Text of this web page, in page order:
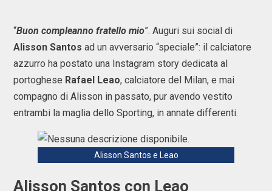
“Buon compleanno fratello mio”. Auguri sui social di
Alisson Santos ad un avversario “speciale”: il calciatore
azzurro ha postato una Instagram story dedicata al
portoghese Rafael Leao, calciatore del Milan, e mai
compagno di Alisson in passato, pur avendo vestito
entrambi la maglia dello Sporting, in annate differenti.
Alisson Santos e Leao
Alisson Santos con Leao